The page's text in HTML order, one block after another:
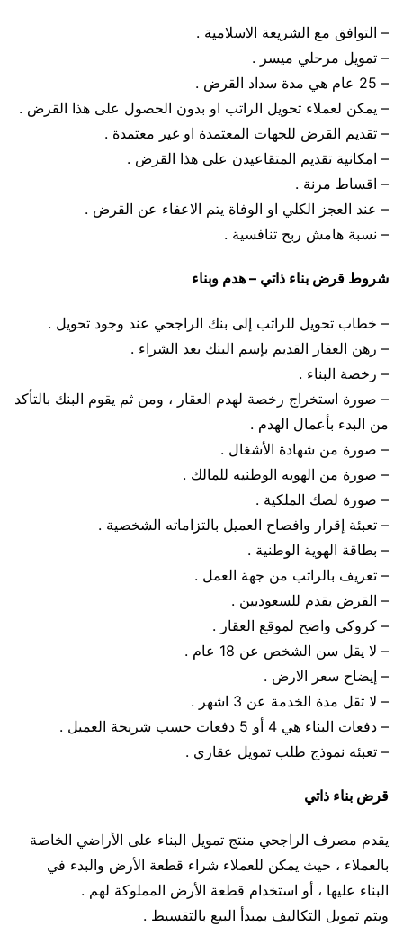
– التوافق مع الشريعة الاسلامية .
– تمويل مرحلي ميسر .
– 25 عام هي مدة سداد القرض .
– يمكن لعملاء تحويل الراتب او بدون الحصول على هذا القرض .
– تقديم القرض للجهات المعتمدة او غير معتمدة .
– امكانية تقديم المتقاعيدن على هذا القرض .
– اقساط مرنة .
– عند العجز الكلي او الوفاة يتم الاعفاء عن القرض .
– نسبة هامش ربح تنافسية .
شروط قرض بناء ذاتي – هدم وبناء
– خطاب تحويل للراتب إلى بنك الراجحي عند وجود تحويل .
– رهن العقار القديم بإسم البنك بعد الشراء .
– رخصة البناء .
– صورة استخراج رخصة لهدم العقار ، ومن ثم يقوم البنك بالتأكد
من البدء بأعمال الهدم .
– صورة من شهادة الأشغال .
– صورة من الهويه الوطنيه للمالك .
– صورة لصك الملكية .
– تعبئة إقرار وافصاح العميل بالتزاماته الشخصية .
– بطاقة الهوية الوطنية .
– تعريف بالراتب من جهة العمل .
– القرض يقدم للسعوديين .
– كروكي واضح لموقع العقار .
– لا يقل سن الشخص عن 18 عام .
– إيضاح سعر الارض .
– لا تقل مدة الخدمة عن 3 اشهر .
– دفعات البناء هي 4 أو 5 دفعات حسب شريحة العميل .
– تعبئه نموذج طلب تمويل عقاري .
قرض بناء ذاتي
يقدم مصرف الراجحي منتج تمويل البناء على الأراضي الخاصة
بالعملاء ، حيث يمكن للعملاء شراء قطعة الأرض والبدء في
البناء عليها ، أو استخدام قطعة الأرض المملوكة لهم .
ويتم تمويل التكاليف بمبدأ البيع بالتقسيط .